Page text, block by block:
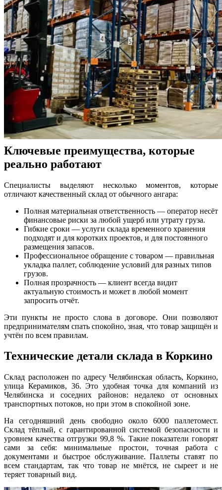
Ключевые преимущества, которые
реально работают
Специалисты выделяют несколько моментов, которые
отличают качественный склад от обычного ангара:
Полная материальная ответственность — оператор несёт
финансовые риски за любой ущерб или утрату груза.
Гибкие сроки — услуги склада временного хранения
подходят и для коротких проектов, и для постоянного
размещения запасов.
Профессиональное обращение с товаром — правильная
укладка паллет, соблюдение условий для разных типов
грузов.
Полная прозрачность — клиент всегда видит
актуальную стоимость и может в любой момент
запросить отчёт.
Эти пункты не просто слова в договоре. Они позволяют
предпринимателям спать спокойно, зная, что товар защищён и
учтён по всем правилам.
Технические детали склада в Коркино
Склад расположен по адресу Челябинская область, Коркино,
улица Керамиков, 36. Это удобная точка для компаний из
Челябинска и соседних районов: недалеко от основных
транспортных потоков, но при этом в спокойной зоне.
На сегодняшний день свободно около 6000 паллетомест.
Склад тёплый, с гарантированной системой безопасности и
уровнем качества отгрузки 99,8 %. Такие показатели говорят
сами за себя: минимальные простои, точная работа с
документами и быстрое обслуживание. Паллеты ставят по
всем стандартам, так что товар не мнётся, не сыреет и не
теряет товарный вид.